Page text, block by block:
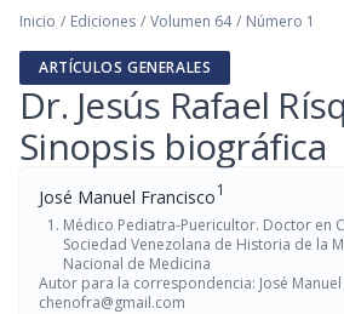
Inicio / Ediciones / Volumen 64 / Número 1
ARTÍCULOS GENERALES
Dr. Jesús Rafael
Sinopsis biográfica
José Manuel Francisco1
Médico Pediatra-Puericultor. Doctor en
Sociedad Venezolana de Historia de la
Nacional de Medicina
Autor para la correspondencia: José
chenofra@gmail.com